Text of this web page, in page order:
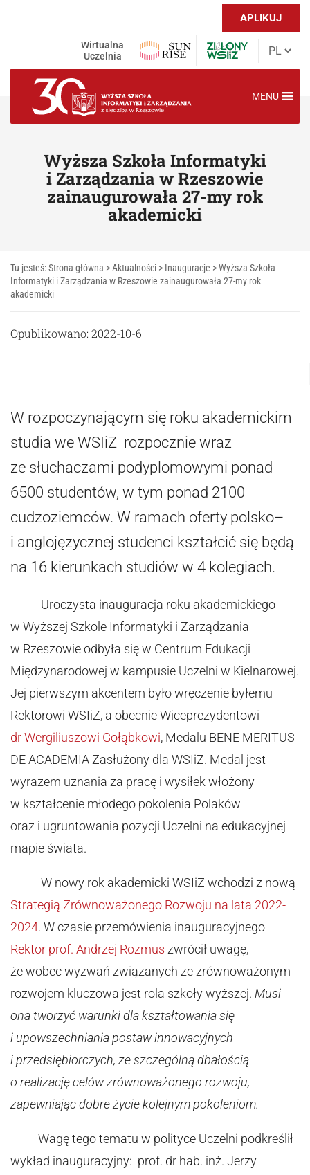
APLIKUJ
Wirtualna
Uczelnia
MENU
Wyższa Szkoła Informatyki
i Zarządzania w Rzeszowie
zainaugurowała 27-my rok
akademicki
Tu jesteś:Strona główna >Aktualności > Inauguracje >Wyższa Szkoła
Informatyki i Zarządzania w Rzeszowie zainaugurowała 27-my rok
akademicki
Opublikowano: 2022-10-6
W rozpoczynającym się roku akademickim
studia we WSIiZ rozpocznie wraz
ze słuchaczami podyplomowymi ponad
6500 studentów, w tym ponad 2100
cudzoziemców. W ramach oferty polsko–
i anglojęzycznej studenci kształcić się będą
na 16 kierunkach studiów w 4 kolegiach.
Uroczysta inauguracja roku akademickiego
w Wyższej Szkole Informatyki i Zarządzania
w Rzeszowie odbyła się w Centrum Edukacji
Międzynarodowej w kampusie Uczelni w Kielnarowej.
Jej pierwszym akcentem było wręczenie byłemu
Rektorowi WSIiZ, a obecnie Wiceprezydentowi
dr Wergiliuszowi Gołąbkowi, Medalu BENE MERITUS
DE ACADEMIA Zasłużony dla WSIiZ. Medal jest
wyrazem uznania za pracę i wysiłek włożony
w kształcenie młodego pokolenia Polaków
oraz i ugruntowania pozycji Uczelni na edukacyjnej
mapie świata.
W nowy rok akademicki WSIiZ wchodzi z nową
Strategią Zrównoważonego Rozwoju na lata 2022-
2024. W czasie przemówienia inauguracyjnego
Rektor prof. Andrzej Rozmus zwrócił uwagę,
że wobec wyzwań związanych ze zrównoważonym
rozwojem kluczowa jest rola szkoły wyższej. Musi
ona tworzyć warunki dla kształtowania się
i upowszechniania postaw innowacyjnych
i przedsiębiorczych, ze szczególną dbałością
o realizację celów zrównoważonego rozwoju,
zapewniając dobre życie kolejnym pokoleniom.
Wagę tego tematu w polityce Uczelni podkreślił
wykład inauguracyjny: prof. dr hab. inż. Jerzy